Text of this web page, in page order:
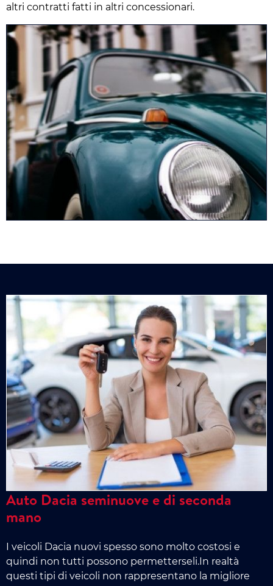
altri contratti fatti in altri concessionari.
Auto Dacia seminuove e di seconda
mano
I veicoli Dacia nuovi spesso sono molto costosi e
quindi non tutti possono permetterseli.In realtà
questi tipi di veicoli non rappresentano la migliore